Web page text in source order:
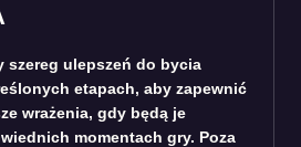
szereg ulepszeń do bycia
etapach, aby zapewnić
wrażenia, gdy będą je
momentach gry. Poza